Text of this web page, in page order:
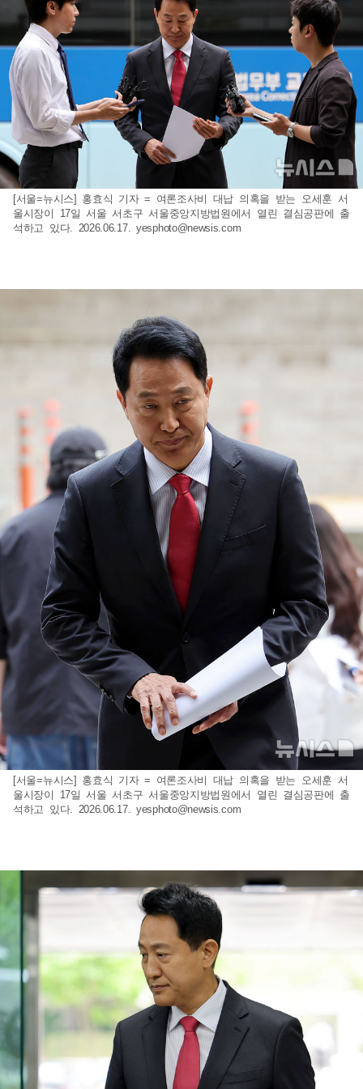
[서울=뉴시스] 홍효식 기자 = 여론조사비 대납 의혹을 받는 오세훈 서
울시장이 17일 서울 서초구 서울중앙지방법원에서 열린 결심공판에 출
석하고 있다. 2026.06.17. yesphoto@newsis.com
[서울=뉴시스] 홍효식 기자 = 여론조사비 대납 의혹을 받는 오세훈 서
울시장이 17일 서울 서초구 서울중앙지방법원에서 열린 결심공판에 출
석하고 있다. 2026.06.17. yesphoto@newsis.com